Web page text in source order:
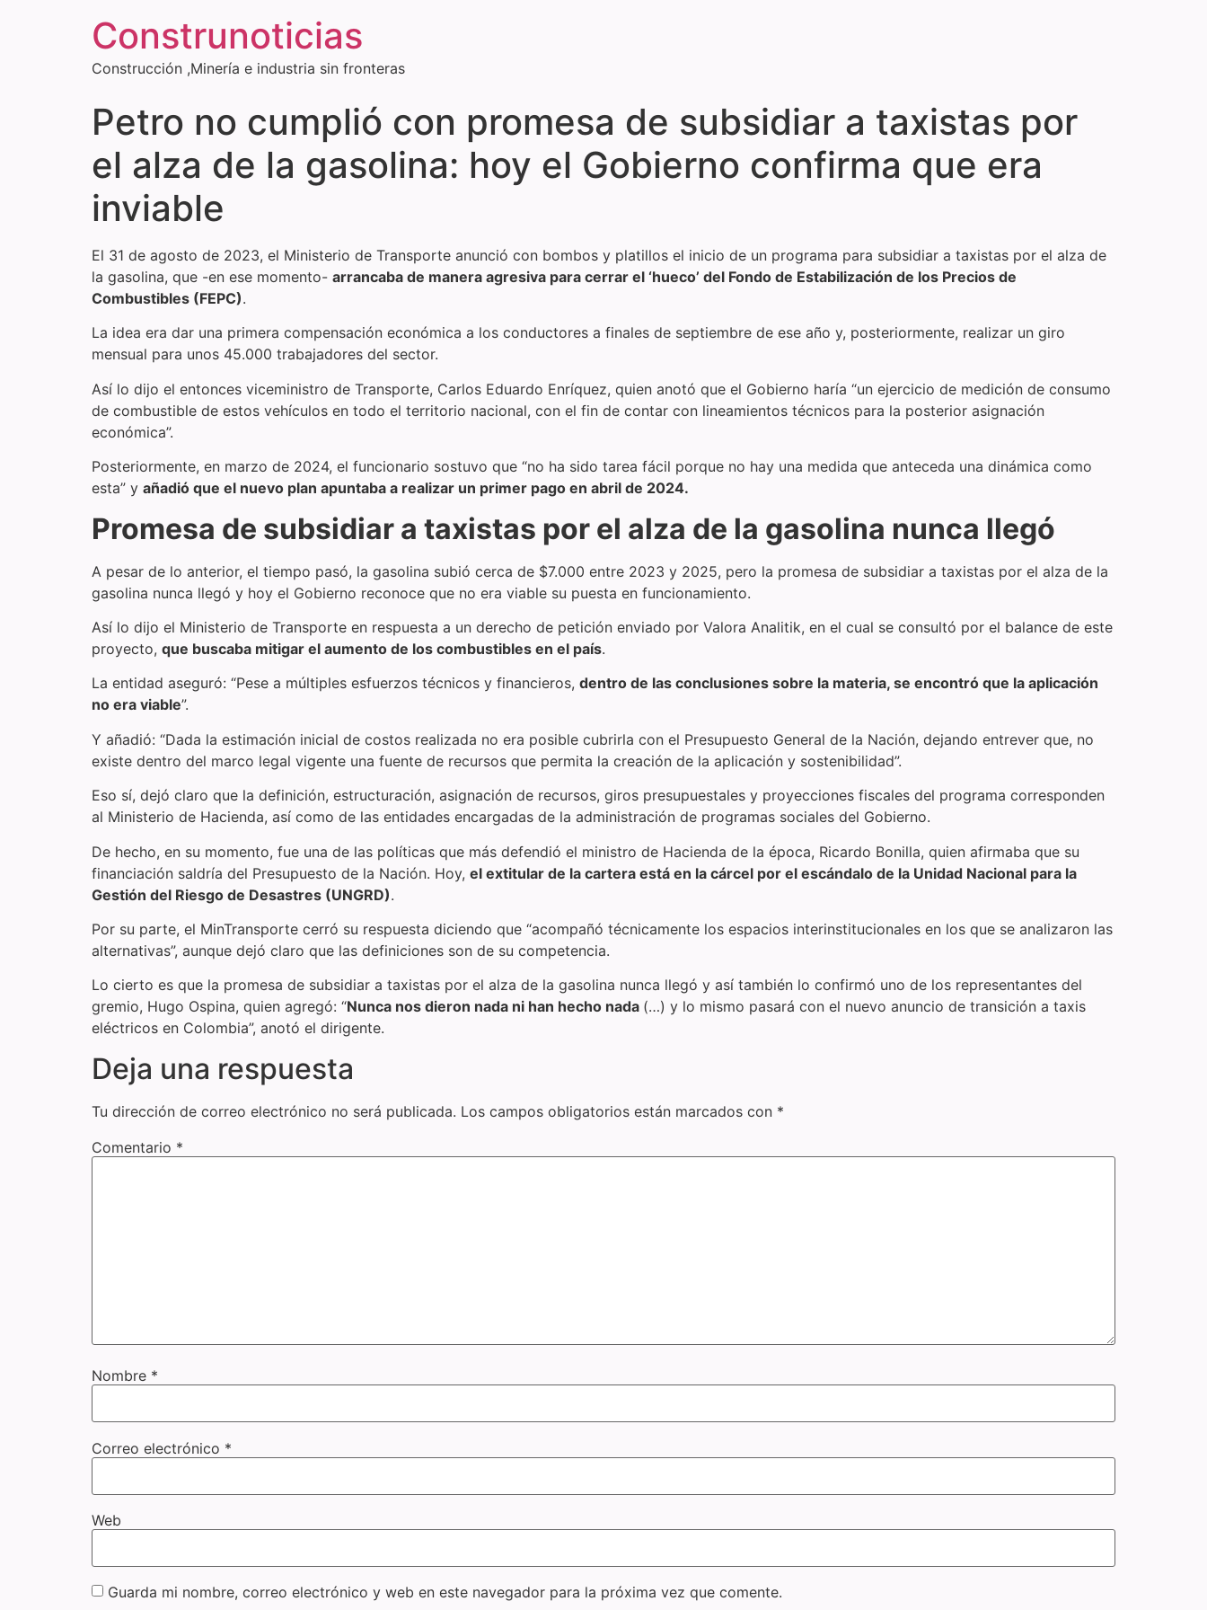
Construnoticias
Construcción ,Minería e industria sin fronteras
Petro no cumplió con promesa de subsidiar a taxistas por
el alza de la gasolina: hoy el Gobierno confirma que era
inviable
El 31 de agosto de 2023, el Ministerio de Transporte anunció con bombos y platillos el inicio de un programa para subsidiar a taxistas por el alza de
la gasolina, que -en ese momento- arrancaba de manera agresiva para cerrar el ‘hueco’ del Fondo de Estabilización de los Precios de
Combustibles (FEPC).
La idea era dar una primera compensación económica a los conductores a finales de septiembre de ese año y, posteriormente, realizar un giro
mensual para unos 45.000 trabajadores del sector.
Así lo dijo el entonces viceministro de Transporte, Carlos Eduardo Enríquez, quien anotó que el Gobierno haría “un ejercicio de medición de consumo
de combustible de estos vehículos en todo el territorio nacional, con el fin de contar con lineamientos técnicos para la posterior asignación
económica”.
Posteriormente, en marzo de 2024, el funcionario sostuvo que “no ha sido tarea fácil porque no hay una medida que anteceda una dinámica como
esta” y añadió que el nuevo plan apuntaba a realizar un primer pago en abril de 2024.
Promesa de subsidiar a taxistas por el alza de la gasolina nunca llegó
A pesar de lo anterior, el tiempo pasó, la gasolina subió cerca de $7.000 entre 2023 y 2025, pero la promesa de subsidiar a taxistas por el alza de la
gasolina nunca llegó y hoy el Gobierno reconoce que no era viable su puesta en funcionamiento.
Así lo dijo el Ministerio de Transporte en respuesta a un derecho de petición enviado por Valora Analitik, en el cual se consultó por el balance de este
proyecto, que buscaba mitigar el aumento de los combustibles en el país.
La entidad aseguró: “Pese a múltiples esfuerzos técnicos y financieros, dentro de las conclusiones sobre la materia, se encontró que la aplicación
no era viable”.
Y añadió: “Dada la estimación inicial de costos realizada no era posible cubrirla con el Presupuesto General de la Nación, dejando entrever que, no
existe dentro del marco legal vigente una fuente de recursos que permita la creación de la aplicación y sostenibilidad”.
Eso sí, dejó claro que la definición, estructuración, asignación de recursos, giros presupuestales y proyecciones fiscales del programa corresponden
al Ministerio de Hacienda, así como de las entidades encargadas de la administración de programas sociales del Gobierno.
De hecho, en su momento, fue una de las políticas que más defendió el ministro de Hacienda de la época, Ricardo Bonilla, quien afirmaba que su
financiación saldría del Presupuesto de la Nación. Hoy, el extitular de la cartera está en la cárcel por el escándalo de la Unidad Nacional para la
Gestión del Riesgo de Desastres (UNGRD).
Por su parte, el MinTransporte cerró su respuesta diciendo que “acompañó técnicamente los espacios interinstitucionales en los que se analizaron las
alternativas”, aunque dejó claro que las definiciones son de su competencia.
Lo cierto es que la promesa de subsidiar a taxistas por el alza de la gasolina nunca llegó y así también lo confirmó uno de los representantes del
gremio, Hugo Ospina, quien agregó: “Nunca nos dieron nada ni han hecho nada (…) y lo mismo pasará con el nuevo anuncio de transición a taxis
eléctricos en Colombia”, anotó el dirigente.
Deja una respuesta
Tu dirección de correo electrónico no será publicada. Los campos obligatorios están marcados con *
Comentario *
Nombre *
Correo electrónico *
Web
Guarda mi nombre, correo electrónico y web en este navegador para la próxima vez que comente.